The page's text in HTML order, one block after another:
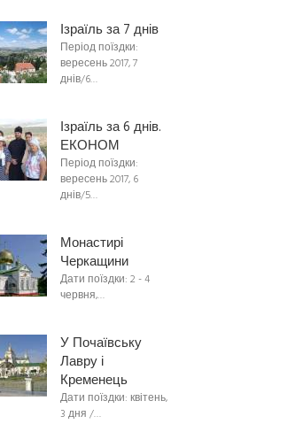
Ізраїль за 7 днів
Період поїздки:
вересень 2017, 7
днів/6…
Ізраїль за 6 днів.
ЕКОНОМ
Період поїздки:
вересень 2017, 6
днів/5…
Монастирі
Черкащини
Дати поїздки: 2 - 4
червня,…
У Почаївську
Лавру і
Кременець
Дати поїздки: квітень,
3 дня /…